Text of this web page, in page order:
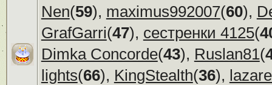
Nen(59), maximus992007(60),
GrafGarri(47), сестренки 4125(
Dimka Concorde(43), Ruslan81(
lights(66), KingStealth(36),